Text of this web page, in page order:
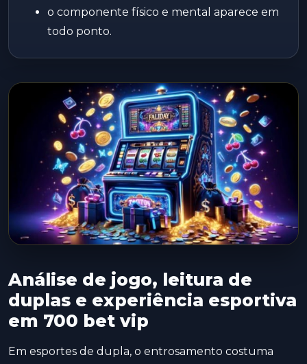
o componente físico e mental aparece em
todo ponto.
Análise de jogo, leitura de
duplas e experiência esportiva
em 700 bet vip
Em esportes de dupla, o entrosamento costuma